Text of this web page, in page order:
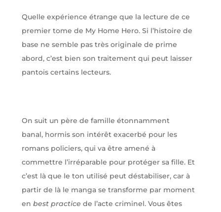
Quelle expérience étrange que la lecture de ce
premier tome de My Home Hero. Si l’histoire de
base ne semble pas très originale de prime
abord, c’est bien son traitement qui peut laisser
pantois certains lecteurs.
On suit un père de famille étonnamment
banal, hormis son intérêt exacerbé pour les
romans policiers, qui va être amené à
commettre l’irréparable pour protéger sa fille. Et
c’est là que le ton utilisé peut déstabiliser, car à
partir de là le manga se transforme par moment
en best practice de l’acte criminel. Vous êtes